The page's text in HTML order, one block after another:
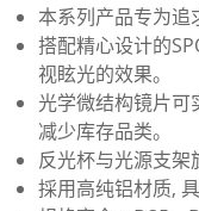
本系列产品专为追
搭配精心设计的
视眩光的效果。
光学微结构镜片
减少库存品类。
反光杯与光源支架
採用高纯铝材质,